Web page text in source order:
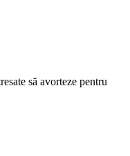
să avorteze pentru